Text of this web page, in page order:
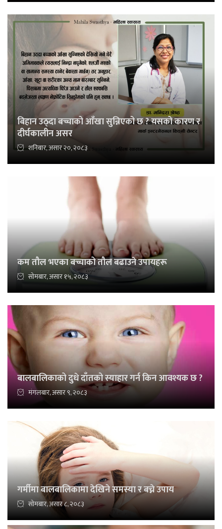
बिहान उठ्दा बच्चाको आँखा सुन्निएको छ ? यसको कारण र
दीर्घकालीन असर
शनिबार, असार २०, २०८३
कम तौल भएका बच्चाको तौल बढाउने उपायहरू
सोमबार, असार १५, २०८३
बालबालिकाको दुधे दाँतको स्याहार गर्न किन आवश्यक छ ?
मंगलबार, असार ९, २०८३
गर्मीमा बालबालिकामा देखिने समस्या र बच्ने उपाय
सोमबार, असार ८, २०८३